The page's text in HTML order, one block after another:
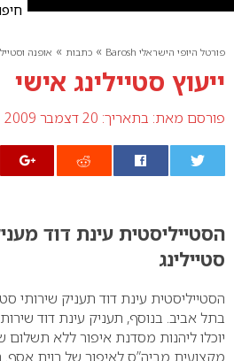
פורטל היופי הישראלי Barosh » כתבות » אופנה
ייעוץ סטיילינג אישי
פורסם מאת: בתאריך: 20 דצמבר 2009
הסטייליסטית עינת דוד
סטיילינג
הסטייליסטית עינת דוד תעניק שירותי
בתל אביב. בנוסף, תעניק עינת דוד
יוכלו ליהנות מסדנת איפור ללא תשלום
מקצועית מביה”ס לאיפור של רוית אסף.